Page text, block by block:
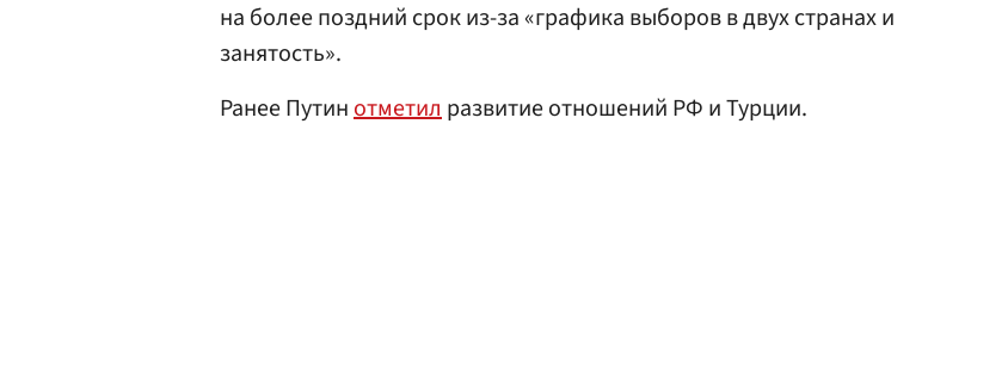
на более поздний срок из-за «графика выборов в двух странах и
занятость».
Ранее Путинотметилразвитие отношений РФ и Турции.